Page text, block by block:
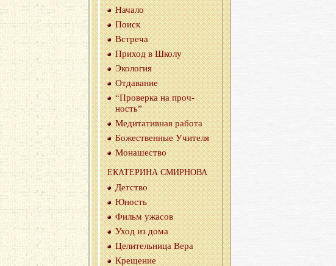
На­ча­ло
Поиск
Встре­ча
При­ход в Школу
Эко­ло­гия
От­да­ва­ние
“Про­вер­ка на проч­
ность”
Ме­ди­та­тив­ная ра­бо­та
Бо­же­ствен­ные Учи­те­ля
Мо­на­ше­ство
ЕКА­ТЕ­РИ­НА СМИР­НО­ВА
Дет­ство
Юность
Фильм ужа­сов
Уход из дома
Це­ли­тель­ни­ца Вера
Кре­ще­ние